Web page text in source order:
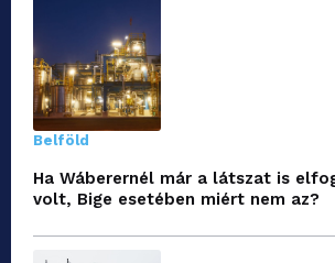
Belföld
Ha Wáberernél már a látszat is
volt, Bige esetében miért nem az?